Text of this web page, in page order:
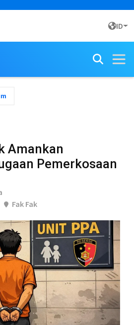
ID
Amankan
Pemerkosaan
Fak Fak